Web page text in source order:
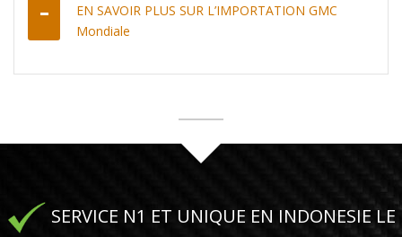
EN SAVOIR PLUS SUR L’IMPORTATION GMC
Mondiale
SERVICE N1 ET UNIQUE EN INDONESIE LE